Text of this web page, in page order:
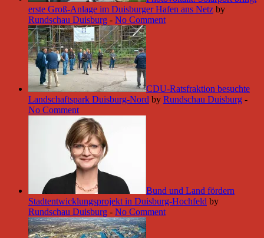
erste Groß-Anlage im Duisburger Hafen ans Netz by
Rundschau Duisburg - No Comment
CDU-Ratsfraktion besuchte
Landschaftspark Duisburg-Nord by Rundschau Duisburg -
No Comment
Bund und Land fördern
Stadtentwicklungsprojekt in Duisburg-Hochfeld by
Rundschau Duisburg - No Comment